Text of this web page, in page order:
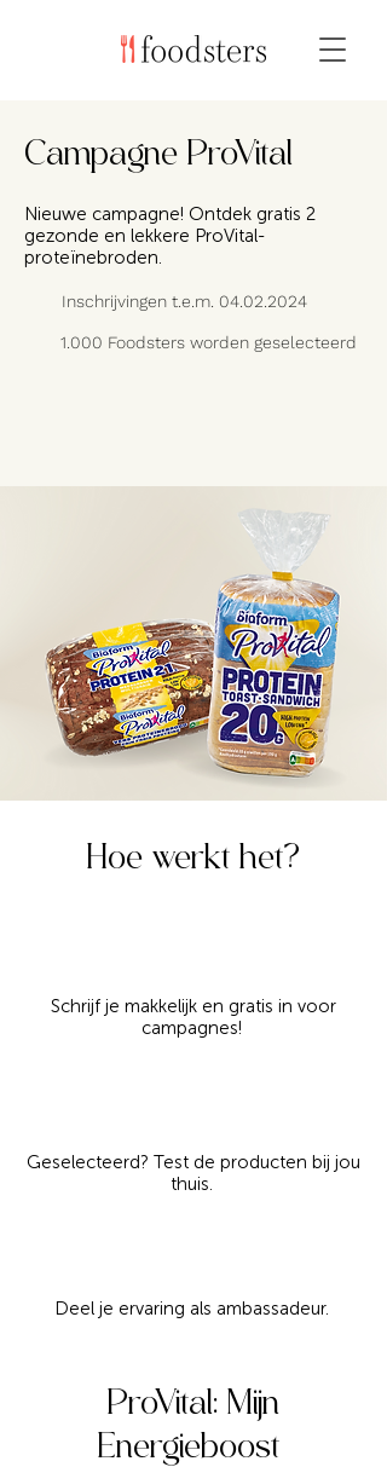
Campagne ProVital
Nieuwe campagne! Ontdek gratis 2
gezonde en lekkere ProVital-
proteïnebroden.
Inschrijvingen t.e.m. 04.02.2024
1.000 Foodsters worden geselecteerd
Hoe werkt het?
Schrijf je makkelijk en gratis in voor
campagnes!
Geselecteerd? Test de producten bij jou
thuis.
Deel je ervaring als ambassadeur.
ProVital: Mijn
Energieboost